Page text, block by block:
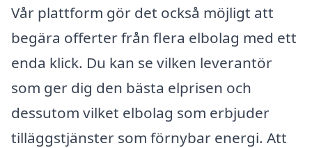
Vår plattform gör det också möjligt att
begära offerter från flera elbolag med ett
enda klick. Du kan se vilken leverantör
som ger dig den bästa elprisen och
dessutom vilket elbolag som erbjuder
tilläggstjänster som förnybar energi. Att